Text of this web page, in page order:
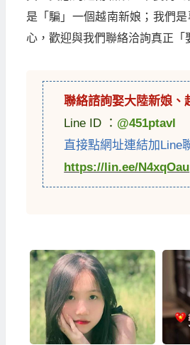
是「騙」一個越南新娘；我們
心，歡迎與我們聯絡洽詢真正「
聯絡諮詢娶大陸新娘 、
Line ID ： @451ptavl
直接點網址連結加Line
https://lin.ee/N4xqOau